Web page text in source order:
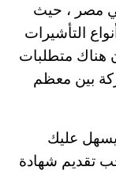
مصر ، حيث
التأشيرات
أن هناك متطلبات
بين معظم
يسهل عليك
تقديم شهادة